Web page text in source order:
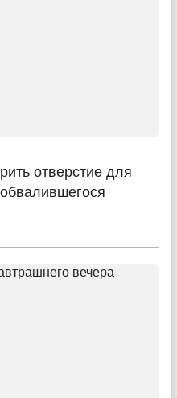
отверстие для